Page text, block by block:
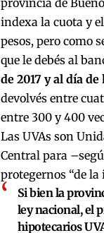
indexa la cuota y
pesos, pero como
que le debés al
de 2017 y al día
devolvés entre
entre 300 y 400
Las UVAs son
Central para –s
protegernos “de la
Si bien la
ley nacional, el
hipotecarios